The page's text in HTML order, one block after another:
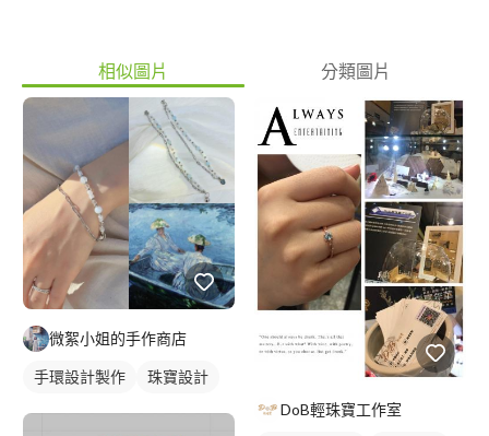
相似圖片 分類圖片
微絮小姐的手作商店
手環設計製作 珠寶設計
DoB輕珠寶工作室